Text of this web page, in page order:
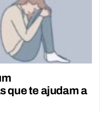
que te ajudam a